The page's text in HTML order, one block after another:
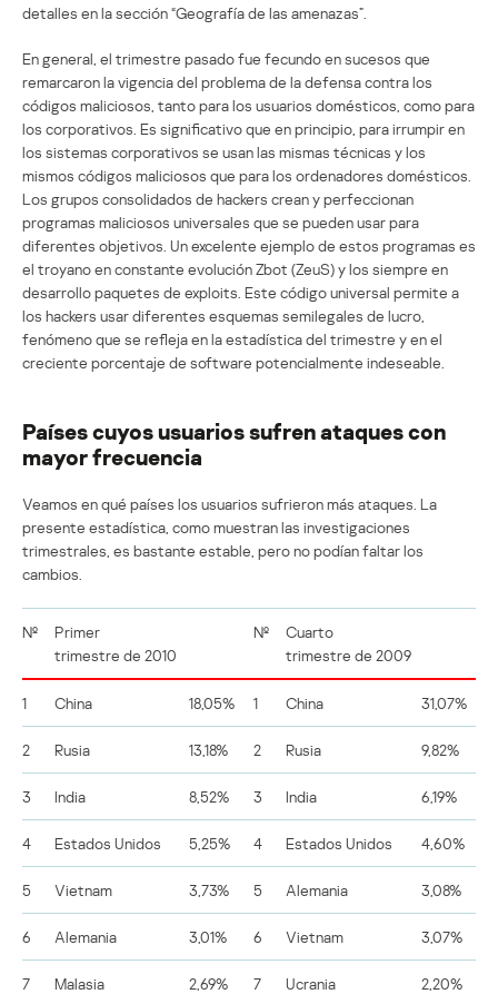
detalles en la sección “Geografía de las amenazas”.
En general, el trimestre pasado fue fecundo en sucesos que
remarcaron la vigencia del problema de la defensa contra los
códigos maliciosos, tanto para los usuarios domésticos, como para
los corporativos. Es significativo que en principio, para irrumpir en
los sistemas corporativos se usan las mismas técnicas y los
mismos códigos maliciosos que para los ordenadores domésticos.
Los grupos consolidados de hackers crean y perfeccionan
programas maliciosos universales que se pueden usar para
diferentes objetivos. Un excelente ejemplo de estos programas es
el troyano en constante evolución Zbot (ZeuS) y los siempre en
desarrollo paquetes de exploits. Este código universal permite a
los hackers usar diferentes esquemas semilegales de lucro,
fenómeno que se refleja en la estadística del trimestre y en el
creciente porcentaje de software potencialmente indeseable.
Países cuyos usuarios sufren ataques con
mayor frecuencia
Veamos en qué países los usuarios sufrieron más ataques. La
presente estadística, como muestran las investigaciones
trimestrales, es bastante estable, pero no podían faltar los
cambios.
№
Primer
trimestre de 2010
№
Cuarto
trimestre de 2009
1 China 18,05% 1 China 31,07%
2 Rusia 13,18% 2 Rusia 9,82%
3 India 8,52% 3 India 6,19%
4 Estados Unidos 5,25% 4 Estados Unidos 4,60%
5 Vietnam 3,73% 5 Alemania 3,08%
6 Alemania 3,01% 6 Vietnam 3,07%
7 Malasia 2,69% 7 Ucrania 2,20%